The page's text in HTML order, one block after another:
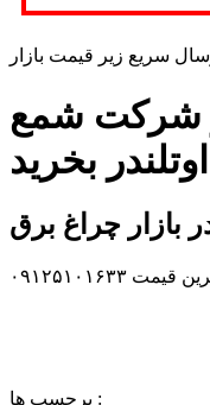
سریع زیر قیمت بازار
و شرکت شمع
اوتلندر بخرید
بازار چراغ برق
۰۹۱۲۵۱۰۱۶۳۳
برچسب ها :